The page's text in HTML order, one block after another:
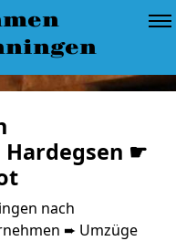
Hardegsen ☛
nach
➨ Umzüge